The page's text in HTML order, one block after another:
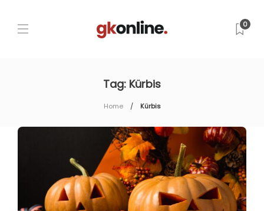
0
Tag: Kürbis
Home Kürbis